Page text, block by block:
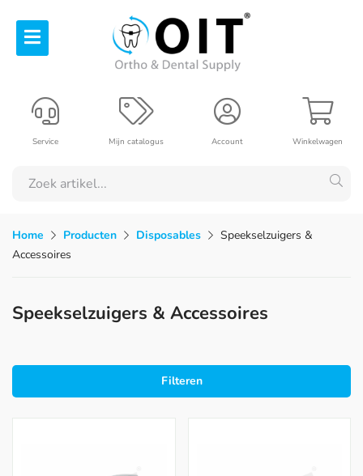
Winkelwagen
Account
Mijn catalogus
Service
Home Producten Disposables
Speekselzuigers &
Accessoires
Speekselzuigers & Accessoires
Filteren